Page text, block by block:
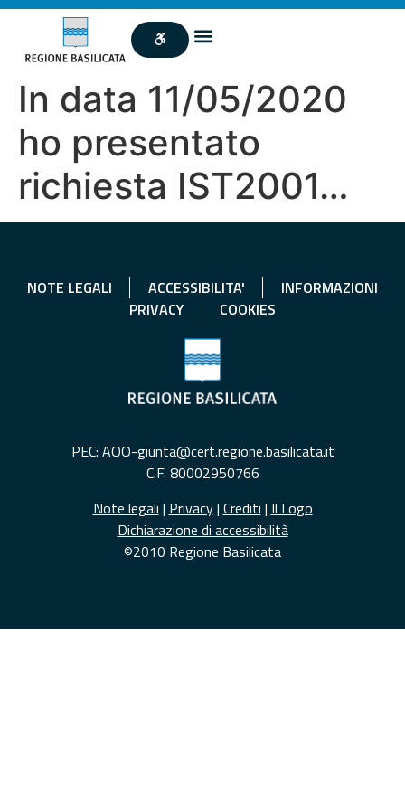
In data 11/05/2020
ho presentato
richiesta IST2001…
NOTE LEGALI ACCESSIBILITA'
INFORMAZIONI
PRIVACY
COOKIES
PEC: AOO-giunta@cert.regione.basilicata.it
C.F. 80002950766
Note legali | Privacy| Crediti | Il Logo
Dichiarazione di accessibilità
©2010 Regione Basilicata